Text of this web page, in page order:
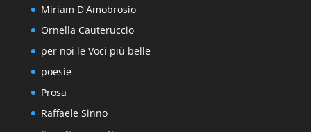
Miriam D'Amobrosio
Ornella Cauteruccio
per noi le Voci più belle
poesie
Prosa
Raffaele Sinno